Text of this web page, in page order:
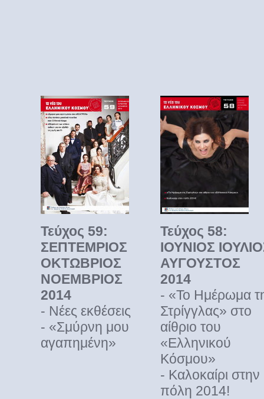
Τεύχος 59:
ΣΕΠΤΕΜΡΙΟΣ
ΟΚΤΩΒΡΙΟΣ
ΝΟΕΜΒΡΙΟΣ
2014
- Νέες εκθέσεις
- «Σμύρνη μου
αγαπημένη»
Τεύχος 58:
ΙΟΥΝΙΟΣ
ΑΥΓΟΥΣΤΟΣ
2014
- «Το Ημέρωμα
Στρίγγλας» στο
αίθριο του
«Ελληνικού
Κόσμου»
- Καλοκαίρι στην
πόλη 2014!